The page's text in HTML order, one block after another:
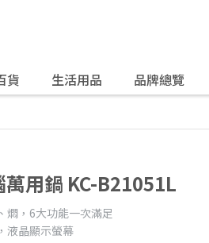
貨 生活用品 品牌總覽
用鍋 KC-B21051L
，6大功能一次滿足
液晶顯示螢幕